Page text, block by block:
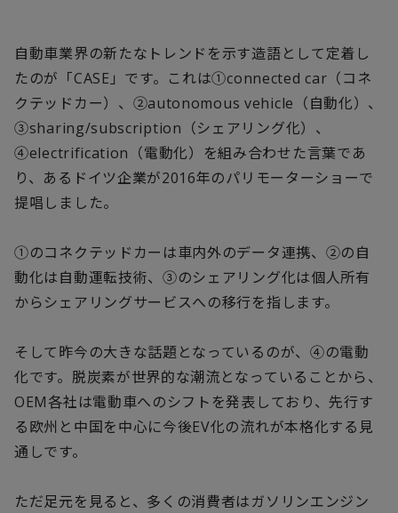
自動車業界の新たなトレンドを示す造語として定着し
たのが「CASE」です。これは①connected car（コネ
クテッドカー）、②autonomous vehicle（自動化）、
③sharing/subscription（シェアリング化）、
④electrification（電動化）を組み合わせた言葉であ
り、あるドイツ企業が2016年のパリモーターショーで
提唱しました。
①のコネクテッドカーは車内外のデータ連携、②の自
動化は自動運転技術、③のシェアリング化は個人所有
からシェアリングサービスへの移行を指します。
そして昨今の大きな話題となっているのが、④の電動
化です。脱炭素が世界的な潮流となっていることから、
OEM各社は電動車へのシフトを発表しており、先行す
る欧州と中国を中心に今後EV化の流れが本格化する見
通しです。
ただ足元を見ると、多くの消費者はガソリンエンジン